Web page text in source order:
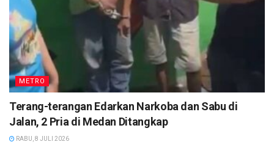
METRO
Terang-terangan Edarkan Narkoba dan Sabu di
Jalan, 2 Pria di Medan Ditangkap
RABU, 8 JULI 2026